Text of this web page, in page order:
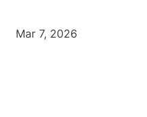
Mar 7, 2026